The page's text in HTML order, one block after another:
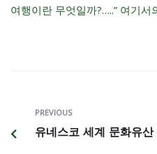
여행이란 무엇일까?…..” 여기서
PREVIOUS
유네스코 세계 문화유산